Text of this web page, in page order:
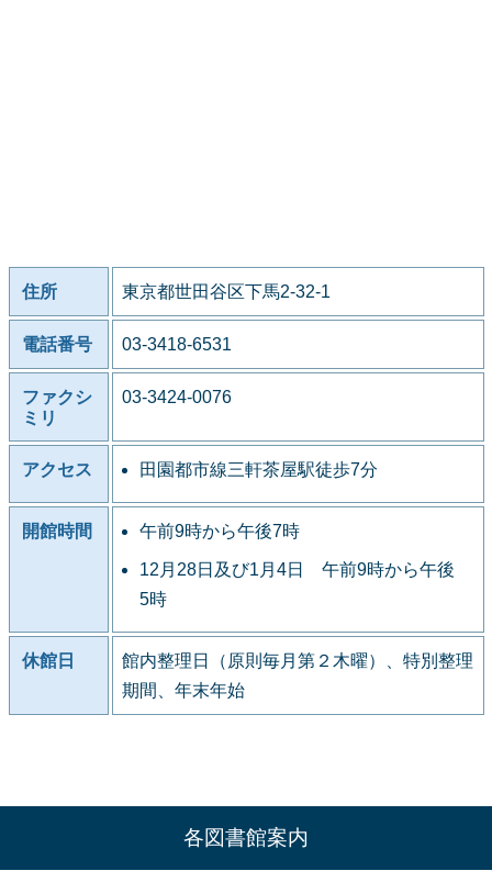
住所 東京都世田谷区下馬2-32-1
電話番号 03-3418-6531
ファクシ
ミリ
03-3424-0076
アクセス 田園都市線三軒茶屋駅徒歩7分
開館時間 午前9時から午後7時
12月28日及び1月4日 午前9時から午後
5時
休館日
館内整理日（原則毎月第２木曜）、特別整理
期間、年末年始
各図書館案内